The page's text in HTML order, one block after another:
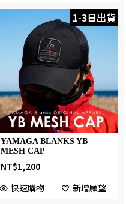
1-3日出貨
YAMAGA BLANKS YB
MESH CAP
NT$1,200
快速購物
新增願望